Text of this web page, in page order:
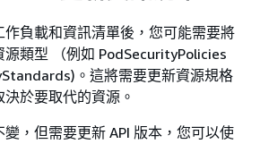
負載和資訊清單後，您可能需要將
類型 （例如 PodSecurityPolicies
。這將需要更新資源規格
於要取代的資源。
，但需要更新 API 版本，您可以使